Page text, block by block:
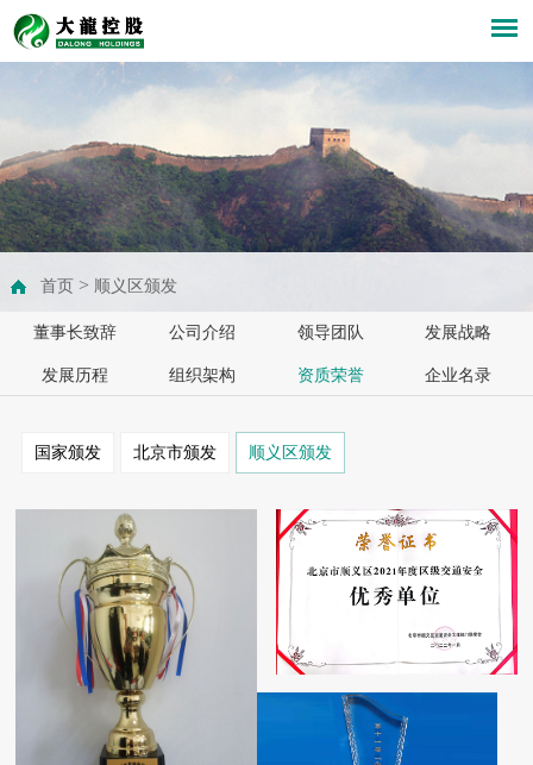
首页> 顺义区颁发
董事长致辞 公司介绍 领导团队 发展战略
发展历程 组织架构 资质荣誉 企业名录
国家颁发 北京市颁发 顺义区颁发